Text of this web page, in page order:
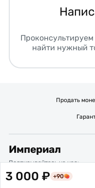
3 000 ₽ +90
найти нужный
Продать
Империал
Подписывайтесь на нас:
Вакансии